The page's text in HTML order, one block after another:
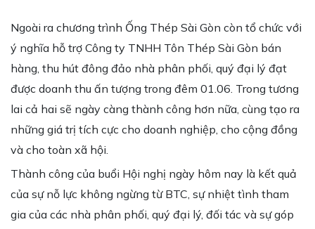
Ngoài ra chương trình Ống Thép Sài Gòn còn tổ chức với
ý nghĩa hỗ trợ Công ty TNHH Tôn Thép Sài Gòn bán
hàng, thu hút đông đảo nhà phân phối, quý đại lý đạt
được doanh thu ấn tượng trong đêm 01.06. Trong tương
lai cả hai sẽ ngày càng thành công hơn nữa, cùng tạo ra
những giá trị tích cực cho doanh nghiệp, cho cộng đồng
và cho toàn xã hội.
Thành công của buổi Hội nghị ngày hôm nay là kết quả
của sự nỗ lực không ngừng từ BTC, sự nhiệt tình tham
gia của các nhà phân phối, quý đại lý, đối tác và sự góp